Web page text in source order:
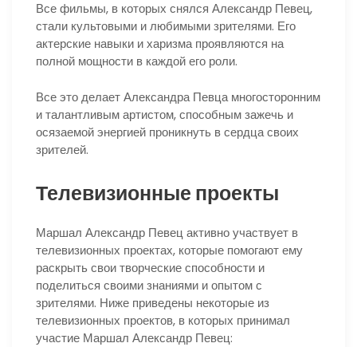
Все фильмы, в которых снялся Александр Певец,
стали культовыми и любимыми зрителями. Его
актерские навыки и харизма проявляются на
полной мощности в каждой его роли.
Все это делает Александра Певца многосторонним
и талантливым артистом, способным зажечь и
осязаемой энергией проникнуть в сердца своих
зрителей.
Телевизионные проекты
Маршал Александр Певец активно участвует в
телевизионных проектах, которые помогают ему
раскрыть свои творческие способности и
поделиться своими знаниями и опытом с
зрителями. Ниже приведены некоторые из
телевизионных проектов, в которых принимал
участие Маршал Александр Певец: